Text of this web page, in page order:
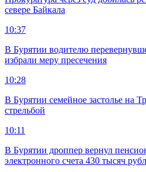
севере Байкала
10:37
В Бурятии водителю
избрали меру пресечения
10:28
В Бурятии семейное застолье на
стрельбой
10:11
В Бурятии дроппер вернул
электронного счета 430 тысяч